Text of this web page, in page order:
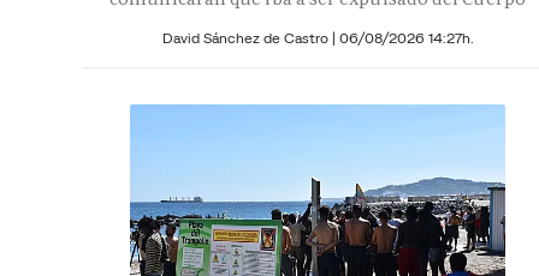
David Sánchez de Castro | 06/08/2026 14:27h.